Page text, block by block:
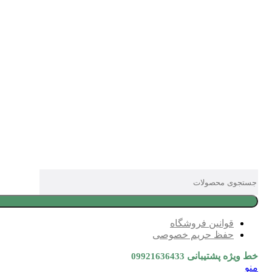
قوانین فروشگاه
حفظ حریم خصوصی
خط ویژه پشتیبانی 09921636433
منو